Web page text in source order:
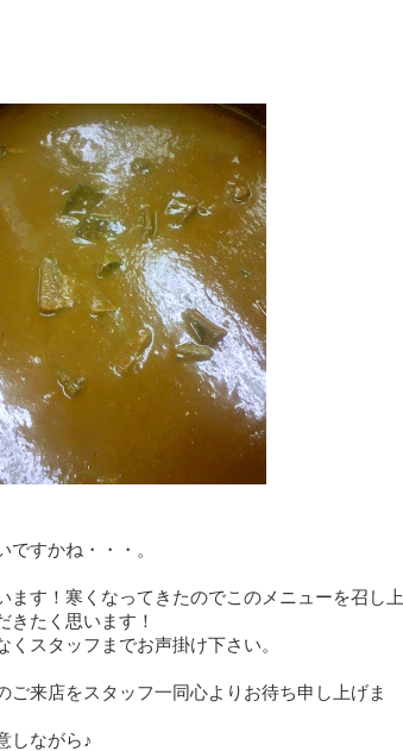
ですかね・・・。
ます！寒くなってきたのでこのメニューを召し上
きたく思います！
くスタッフまでお声掛け下さい。
ご来店をスタッフ一同心よりお待ち申し上げま
しながら♪